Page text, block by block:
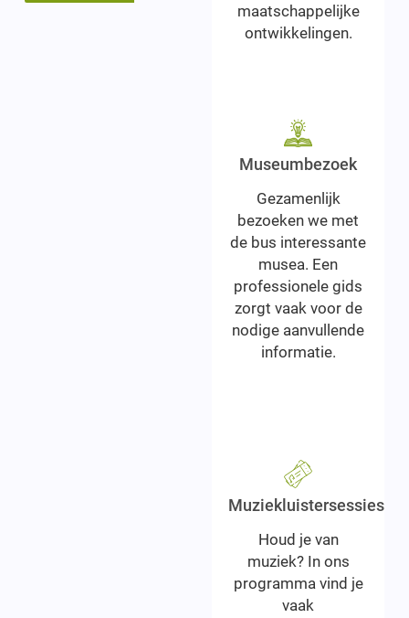
maatschappelijke
ontwikkelingen.
Museumbezoek
Gezamenlijk
bezoeken we met
de bus interessante
musea. Een
professionele gids
zorgt vaak voor de
nodige aanvullende
informatie.
Muziekluistersessies
Houd je van
muziek? In ons
programma vind je
vaak